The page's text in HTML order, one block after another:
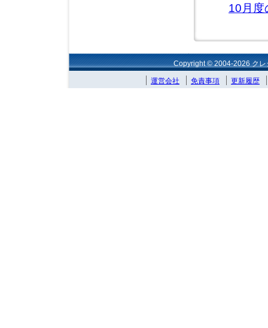
10月度
Copyright © 2004-2026 クレ
運営会社 免責事項 更新履歴